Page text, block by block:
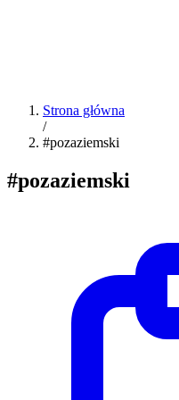
Strona główna
/
#pozaziemski
#pozaziemski